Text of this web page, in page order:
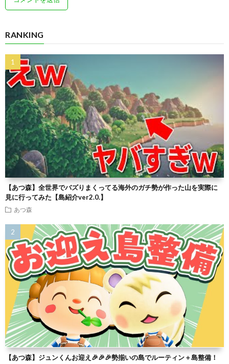
RANKING
【あつ森】全世界でバズりまくってる海外のガチ勢が作った山を実際に
見に行ってみた【島紹介ver2.0.】
あつ森
【あつ森】ジュンくんお迎え🎉🎉🎉勢揃いの島でルーティン＋島整備！